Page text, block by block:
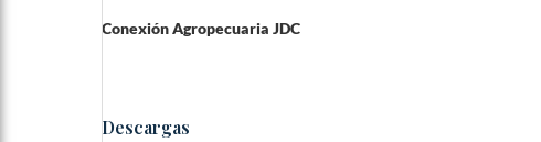
Conexión Agropecuaria JDC
Descargas